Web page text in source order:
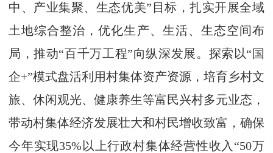
中、产业集聚、生态优美”目标，扎实开展全域
土地综合整治，优化生产、生活、生态空间布
局，推动“百千万工程”向纵深发展。探索以“国
企+”模式盘活利用村集体资产资源，培育乡村文
旅、休闲观光、健康养生等富民兴村多元业态，
带动村集体经济发展壮大和村民增收致富，确保
今年实现35%以上行政村集体经营性收入“50万